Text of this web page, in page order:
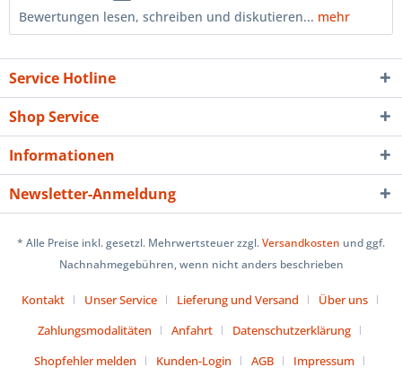
Bewertungen lesen, schreiben und diskutieren... mehr
Service Hotline
Shop Service
Informationen
Newsletter-Anmeldung
* Alle Preise inkl. gesetzl. Mehrwertsteuer zzgl.Versandkosten und ggf.
Nachnahmegebühren, wenn nicht anders beschrieben
Kontakt Unser Service Lieferung und Versand
Über uns
Zahlungsmodalitäten
Anfahrt
Datenschutzerklärung
Shopfehler melden
Kunden-Login AGB Impressum